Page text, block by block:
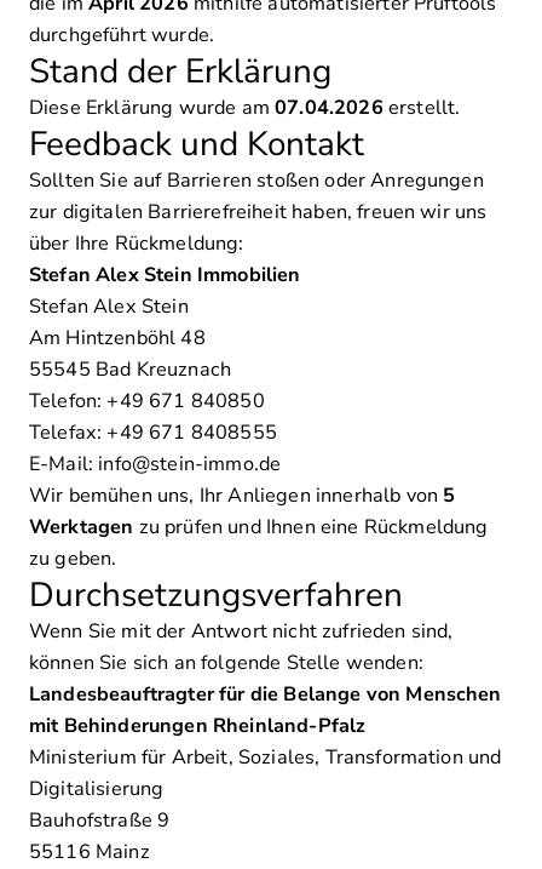
durchgeführt wurde.
Stand der Erklärung
Diese Erklärung wurde am07.04.2026 erstellt.
Feedback und Kontakt
Sollten Sie auf Barrieren stoßen oder Anregungen
zur digitalen Barrierefreiheit haben, freuen wir uns
über Ihre Rückmeldung:
Stefan Alex Stein Immobilien
Stefan Alex Stein
Am Hintzenböhl 48
55545 Bad Kreuznach
Telefon: +49 671 840850
Telefax: +49 671 8408555
E-Mail: info@stein-immo.de
Wir bemühen uns, Ihr Anliegen innerhalb von 5
Werktagen zu prüfen und Ihnen eine Rückmeldung
zu geben.
Durchsetzungsverfahren
Wenn Sie mit der Antwort nicht zufrieden sind,
können Sie sich an folgende Stelle wenden:
Landesbeauftragter für die Belange von Menschen
mit Behinderungen Rheinland-Pfalz
Ministerium für Arbeit, Soziales, Transformation und
Digitalisierung
Bauhofstraße 9
55116 Mainz